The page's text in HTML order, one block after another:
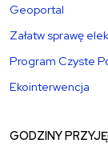
Geoportal
Załatw sprawę
Program Czyste
Ekointerwencja
GODZINY